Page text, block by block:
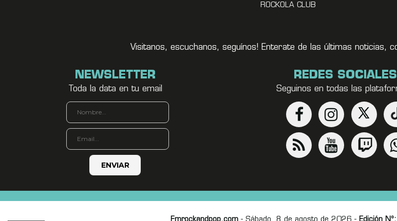
ROCKOLA CLUB
Visitanos, escuchanos, seguínos! Enterate de las últimas noticias,
NEWSLETTER
Toda la data en tu email
REDES SOCIALES
Seguinos en todas las